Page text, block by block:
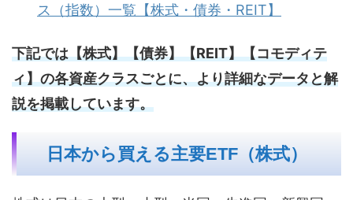
ス（指数）一覧【株式・債券・REIT】
下記では【株式】【債券】【REIT】【コモディテ
ィ】の各資産クラスごとに、より詳細なデータと解
説を掲載しています。
日本から買える主要ETF（株式）